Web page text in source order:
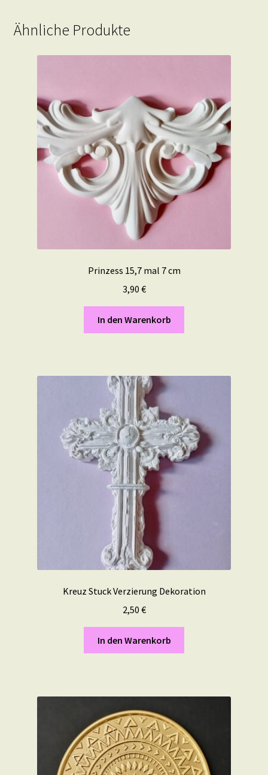
Ähnliche Produkte
Prinzess 15,7 mal 7 cm
3,90 €
In den Warenkorb
Kreuz Stuck Verzierung Dekoration
2,50 €
In den Warenkorb